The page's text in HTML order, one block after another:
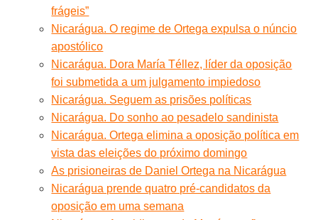
frágeis”
Nicarágua. O regime de Ortega expulsa o núncio
apostólico
Nicarágua. Dora María Téllez, líder da oposição
foi submetida a um julgamento impiedoso
Nicarágua. Seguem as prisões políticas
Nicarágua. Do sonho ao pesadelo sandinista
Nicarágua. Ortega elimina a oposição política em
vista das eleições do próximo domingo
As prisioneiras de Daniel Ortega na Nicarágua
Nicarágua prende quatro pré-candidatos da
oposição em uma semana